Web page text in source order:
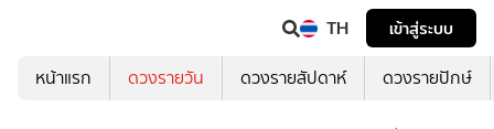
TH
เข้าสู่ระบบ
หน้าแรก
ดวงรายวัน ดวงรายสัปดาห์ ดวงรายปักษ์